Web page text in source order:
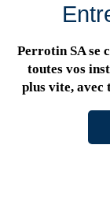
Perrotin SA se
toutes vos
plus vite, avec